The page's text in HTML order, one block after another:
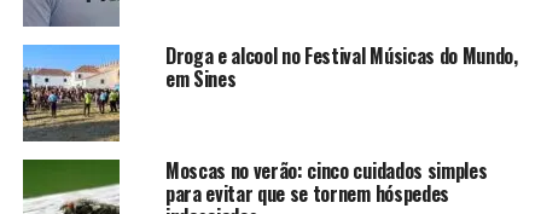
Droga e alcool no Festival Músicas do Mundo,
em Sines
Moscas no verão: cinco cuidados simples
para evitar que se tornem hóspedes